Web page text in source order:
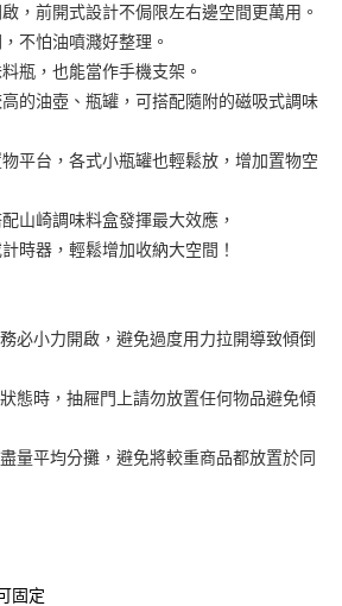
股份有限公司」（以下簡稱本公司）所提供，讓
務購買商品或服務，並由商店將買賣／分期付款
依約使用本公司帳單繳交帳款。
付你分期」之契約關係目的，商店將以您的個人
帳單所需資料之確認、核對及更正。
閱以下連結：https://oppay.tw/userRule
，前開式設計不侷限左右邊空間更萬用。
不怕油噴濺好整理。
瓶，也能當作手機支架。
高的油壺、瓶罐，可搭配隨附的磁吸式調味
平台，各式小瓶罐也輕鬆放，增加置物空
山崎調味料盒發揮最大效應，
時器，輕鬆增加收納大空間！
必小力開啟，避免過度用力拉開導致傾倒
態時，抽屜門上請勿放置任何物品避免傾
量平均分攤，避免將較重商品都放置於同
固定